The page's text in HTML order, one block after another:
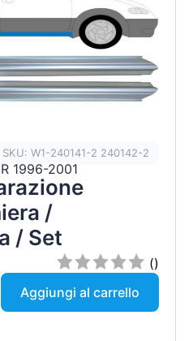
SKU: W1-240141-2 240142-2
1996-2001
/
/ Set
()
Aggiungi al carrello